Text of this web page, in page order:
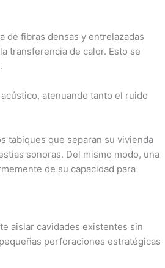
de fibras densas y entrelazadas
transferencia de calor. Esto se
.
atenuando tanto el ruido
tabiques que separan su vivienda
sonoras. Del mismo modo, una
de su capacidad para
aislar cavidades existentes sin
perforaciones estratégicas